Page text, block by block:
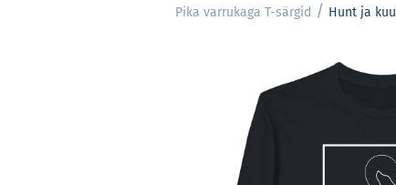
Pika varrukaga T-särgid / Hunt ja kuu